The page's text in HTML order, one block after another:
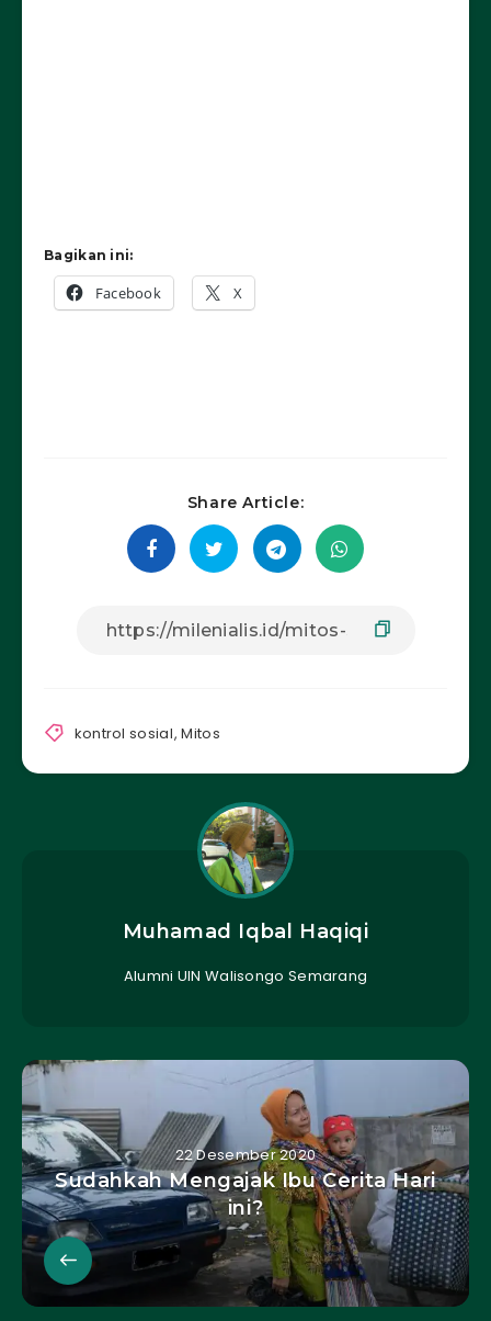
Bagikan ini:
Facebook X
Share Article:
kontrol sosial,Mitos
Muhamad Iqbal Haqiqi
Alumni UIN Walisongo Semarang
22 Desember 2020
Sudahkah Mengajak Ibu Cerita Hari
ini?